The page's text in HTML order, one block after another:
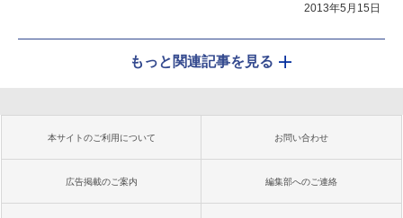
2013年5月15日
もっと関連記事を見る
本サイトのご利用について お問い合わせ
広告掲載のご案内 編集部へのご連絡